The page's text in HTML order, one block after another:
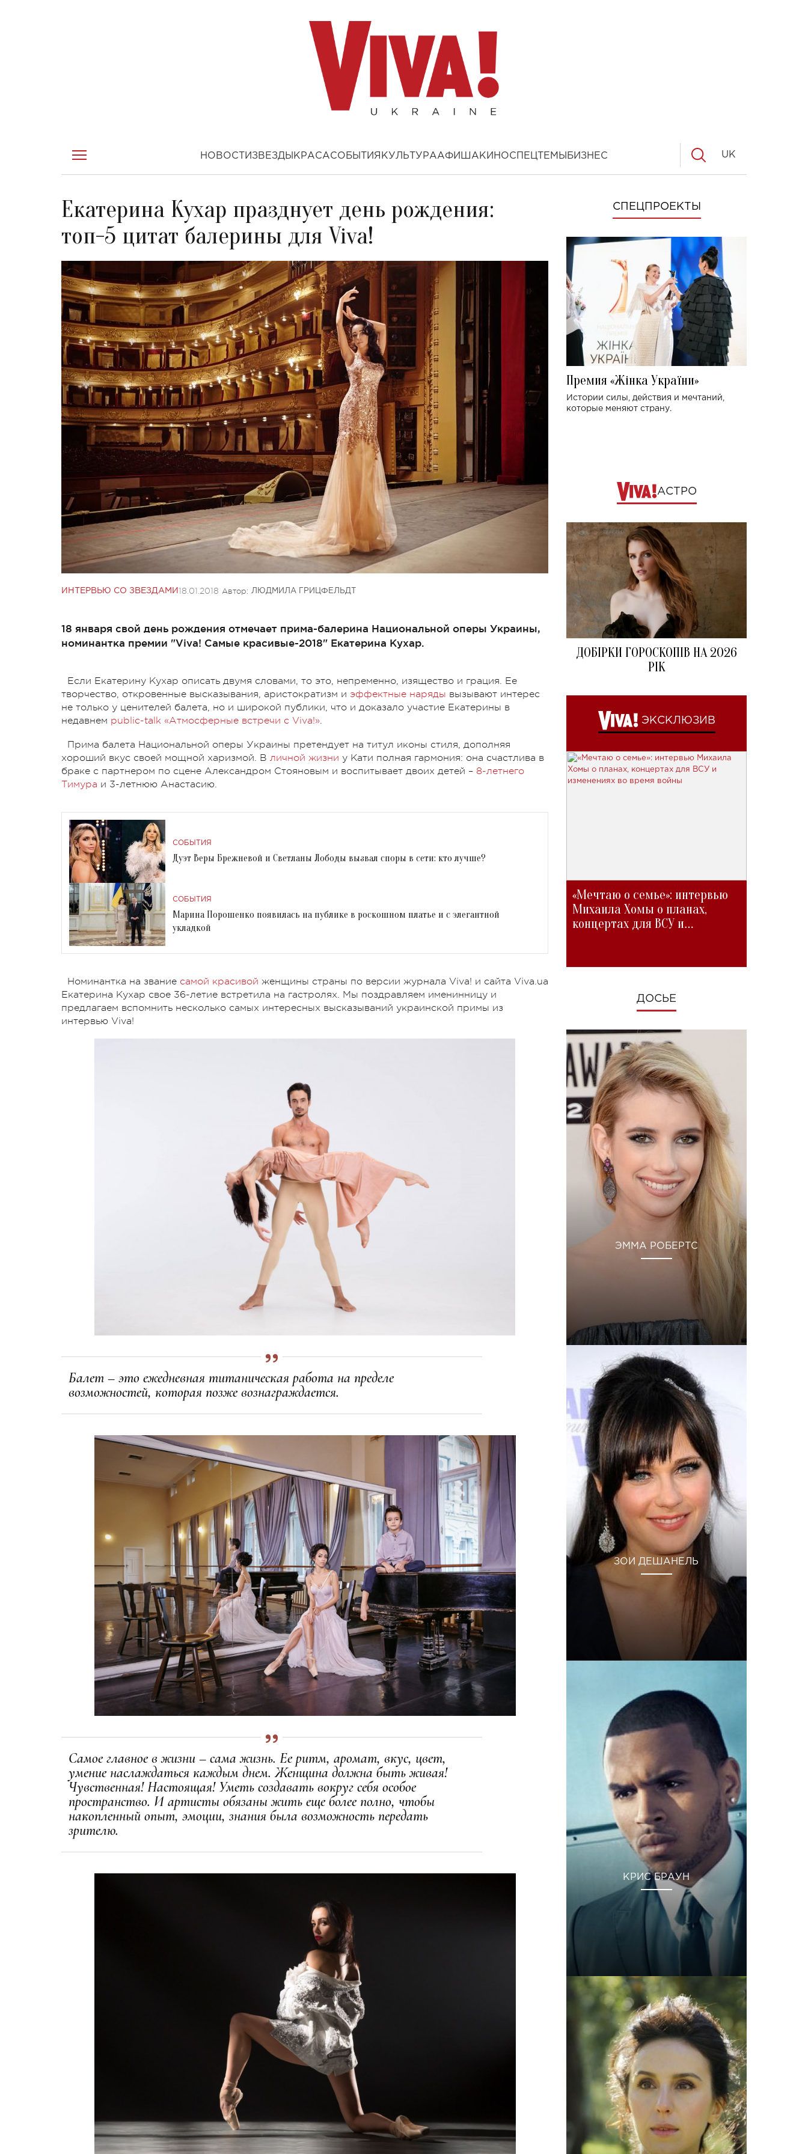
НОВОСТИ ЗВЕЗДЫ КРАСАСОБЫТИЯ КУЛЬТУРААФИША КИНОСПЕЦТЕМЫ БИЗНЕС UK
Екатерина Кухар празднует день рождения:
топ-5 цитат балерины для Viva!
ИНТЕРВЬЮ СО ЗВЕЗДАМИ 18.01.2018 Автор: ЛЮДМИЛА ГРИЦФЕЛЬДТ
18 января свой день рождения отмечает прима-балерина Национальной оперы Украины,
номинантка премии "Viva! Самые красивые-2018" Екатерина Кухар.
Если Екатерину Кухар описать двумя словами, то это, непременно, изящество и грация. Ее
творчество, откровенные высказывания, аристократизм и эффектные наряды вызывают интерес
не только у ценителей балета, но и широкой публики, что и доказало участие Екатерины в
недавнем public-talk «Атмосферные встречи с Viva!».
Прима балета Национальной оперы Украины претендует на титул иконы стиля, дополняя
хороший вкус своей мощной харизмой. В личной жизни у Кати полная гармония: она счастлива в
браке с партнером по сцене Александром Стояновым и воспитывает двоих детей – 8-летнего
Тимура и 3-летнюю Анастасию.
СОБЫТИЯ
Дуэт Веры Брежневой и Светланы Лободы вызвал споры в сети: кто лучше?
СОБЫТИЯ
Марина Порошенко появилась на публике в роскошном платье и с элегантной
укладкой
Номинантка на звание самой красивой женщины страны по версии журнала Viva! и сайта Viva.ua
Екатерина Кухар свое 36-летие встретила на гастролях. Мы поздравляем именинницу и
предлагаем вспомнить несколько самых интересных высказываний украинской примы из
интервью Viva!
Балет – это ежедневная титаническая работа на пределе
возможностей, которая позже вознаграждается.
Самое главное в жизни – сама жизнь. Ее ритм, аромат, вкус, цвет,
умение наслаждаться каждым днем. Женщина должна быть живая!
Чувственная! Настоящая! Уметь создавать вокруг себя особое
пространство. И артисты обязаны жить еще более полно, чтобы
накопленный опыт, эмоции, знания была возможность передать
зрителю.
СПЕЦПРОЕКТЫ
Премия «Жінка України»
Истории силы, действия и мечтаний,
которые меняют страну.
АСТРО
ДОБІРКИ ГОРОСКОПІВ НА 2026
РІК
ЭКСКЛЮЗИВ
«Мечтаю о семье»: интервью
Михаила Хомы о планах,
концертах для ВСУ и
ДОСЬЕ
ЭММА РОБЕРТС
ЗОИ ДЕШАНЕЛЬ
КРИС БРАУН